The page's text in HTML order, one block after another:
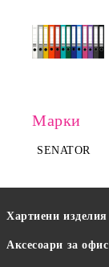
Марки
SENATOR
Хартиени изделия
Аксесоари за